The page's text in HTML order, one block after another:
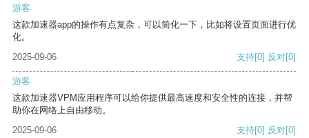
游客
这款加速器app的操作有点复杂，可以简化一下，比如将设置页面进行优
化。
2025-09-06
支持[0] 反对[0]
游客
这款加速器VPM应用程序可以给你提供最高速度和安全性的连接，并帮
助你在网络上自由移动。
2025-09-06
支持[0] 反对[0]